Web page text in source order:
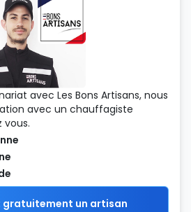
avec Les Bons Artisans, nous
avec un chauffagiste
vous.
gratuitement un artisan